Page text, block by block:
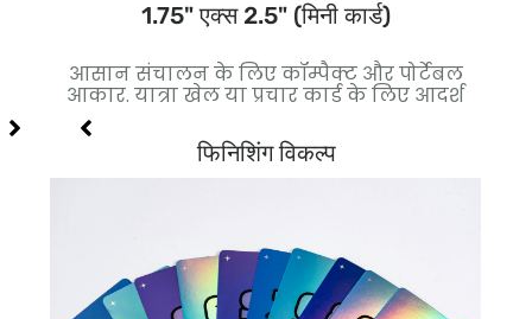
1.75" एक्स 2.5" (मिनी कार्ड)
आसान संचालन के लिए कॉम्पैक्ट और पोर्टेबल
आकार. यात्रा खेल या प्रचार कार्ड के लिए आदर्श
फिनिशिंग विकल्प